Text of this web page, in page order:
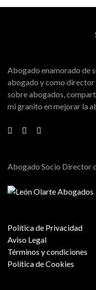
Abogado enamorado de
abogado y como director
sobre abogados,
mi granito en mejorar la
Abogado Socio Director
Política de Privacidad
Aviso Legal
Términos y condiciones
Política de Cookies